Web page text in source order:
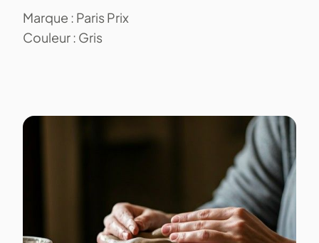
Marque : Paris Prix
Couleur : Gris